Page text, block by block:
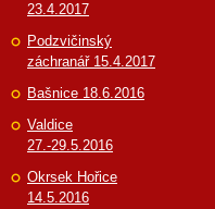
23.4.2017
Podzvičinský
záchranář 15.4.2017
Bašnice 18.6.2016
Valdice
27.-29.5.2016
Okrsek Hořice
14.5.2016